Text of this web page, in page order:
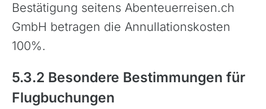
Bestätigung seitens Abenteuerreisen.ch
GmbH betragen die Annullationskosten
100%.
5.3.2 Besondere Bestimmungen für
Flugbuchungen